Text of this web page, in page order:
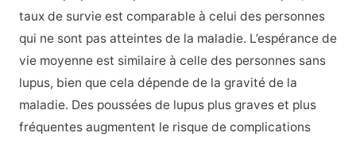
taux de survie est comparable à celui des personnes
qui ne sont pas atteintes de la maladie. L’espérance de
vie moyenne est similaire à celle des personnes sans
lupus, bien que cela dépende de la gravité de la
maladie. Des poussées de lupus plus graves et plus
fréquentes augmentent le risque de complications